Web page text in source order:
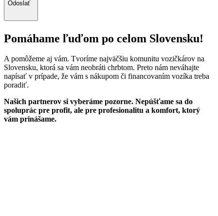
Odoslať
Pomáhame ľuďom po celom Slovensku!
A pomôžeme aj vám. Tvoríme najväčšiu komunitu vozičkárov na
Slovensku, ktorá sa vám neobráti chrbtom. Preto nám neváhajte
napísať v prípade, že vám s nákupom či financovaním vozíka treba
poradiť.
Našich partnerov si vyberáme pozorne. Nepúšťame sa do
spoluprác pre profit, ale pre profesionalitu a komfort, ktorý
vám prinášame.